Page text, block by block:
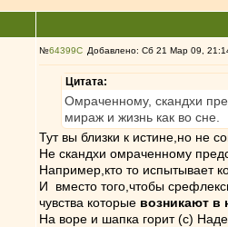
№64399 Добавлено: Сб 21 Мар 09,
Цитата:
Омраченному, скандхи
мираж и жизнь как во сне.
Тут вы близки к истине,но не
Не скандхи омраченному
Например,кто то испытывает
И вместо того,чтобы
чувства которые возникают в
На воре и шапка горит (с)